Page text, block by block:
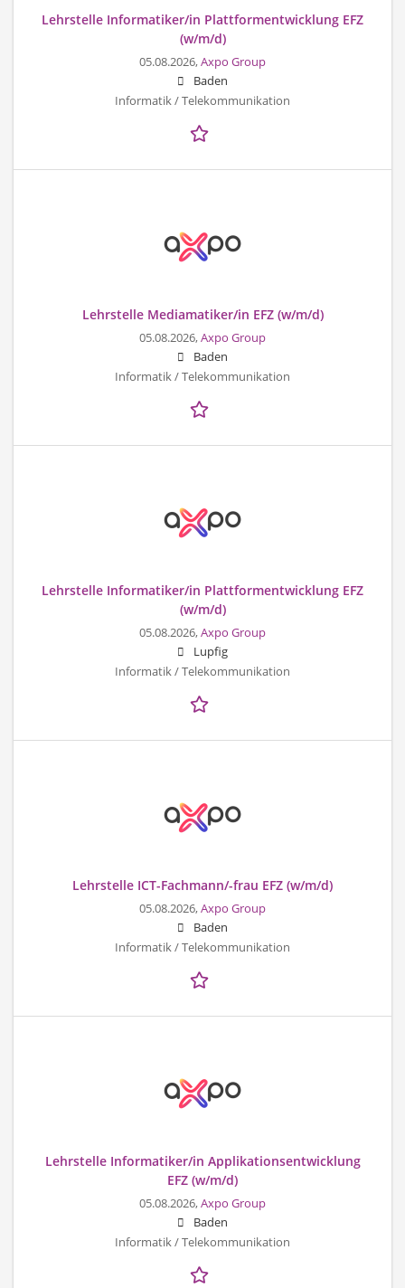
Lehrstelle Informatiker/in Plattformentwicklung EFZ
(w/m/d)
05.08.2026,Axpo Group
Baden
Informatik / Telekommunikation
Lehrstelle Mediamatiker/in EFZ (w/m/d)
05.08.2026,Axpo Group
Baden
Informatik / Telekommunikation
Lehrstelle Informatiker/in Plattformentwicklung EFZ
(w/m/d)
05.08.2026,Axpo Group
Lupfig
Informatik / Telekommunikation
Lehrstelle ICT-Fachmann/-frau EFZ (w/m/d)
05.08.2026,Axpo Group
Baden
Informatik / Telekommunikation
Lehrstelle Informatiker/in Applikationsentwicklung
EFZ (w/m/d)
05.08.2026,Axpo Group
Baden
Informatik / Telekommunikation